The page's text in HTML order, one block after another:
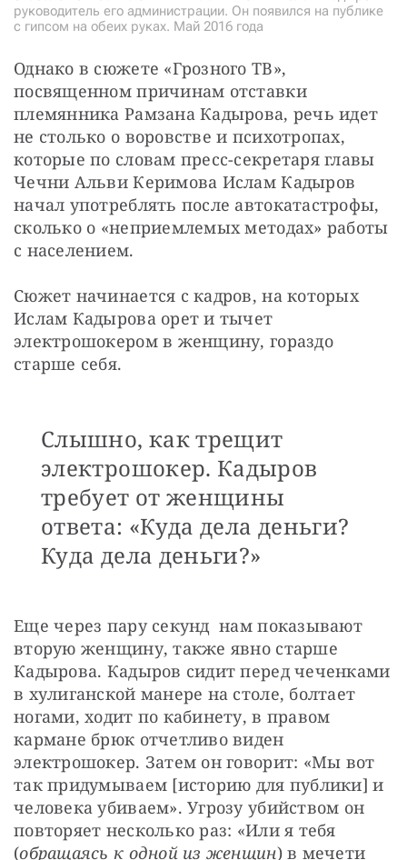
руководитель его администрации. Он появился на публике
с гипсом на обеих руках. Май 2016 года
Однако в сюжете «Грозного ТВ»,
посвященном причинам отставки
племянника Рамзана Кадырова, речь идет
не столько о воровстве и психотропах,
которые по словам пресс-секретаря главы
Чечни Альви Керимова Ислам Кадыров
начал употреблять после автокатастрофы,
сколько о «неприемлемых методах» работы
с населением.
Сюжет начинается с кадров, на которых
Ислам Кадырова орет и тычет
электрошокером в женщину, гораздо
старше себя.
Слышно, как трещит
электрошокер. Кадыров
требует от женщины
ответа: «Куда дела деньги?
Куда дела деньги?»
Еще через пару секунд  нам показывают
вторую женщину, также явно старше
Кадырова. Кадыров сидит перед чеченками
в хулиганской манере на столе, болтает
ногами, ходит по кабинету, в правом
кармане брюк отчетливо виден
электрошокер. Затем он говорит: «Мы вот
так придумываем [историю для публики] и
человека убиваем». Угрозу убийством он
повторяет несколько раз: «Или я тебя
(обращаясь к одной из женщин) в мечети